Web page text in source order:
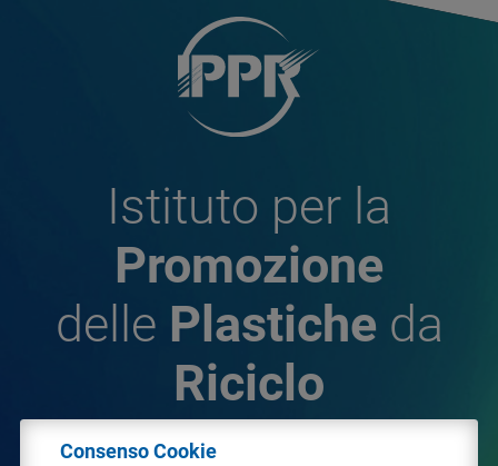
Istituto per la
Promozione
delle Plastiche da
Riciclo
Consenso Cookie